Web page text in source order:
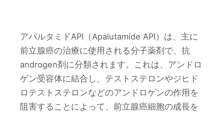
アパルタミドAPI（Apalutamide API）は、主に
前立腺癌の治療に使用される分子薬剤で、抗
androgen剤に分類されます。これは、アンドロ
ゲン受容体に結合し、テストステロンやジヒド
ロテストステロンなどのアンドロゲンの作用を
阻害することによって、前立腺癌細胞の成長を